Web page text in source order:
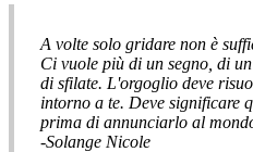
A volte solo gridare non è
Ci vuole più di un segno, di
di sfilate. L'orgoglio deve
intorno a te. Deve significare
prima di annunciarlo al
-Solange Nicole